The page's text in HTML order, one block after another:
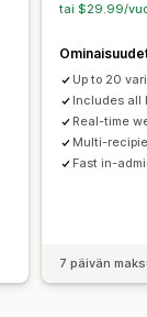
tai $29.99/
Up to 20
Includes all
Real-time
Multi-
Fast in-
7 päivän